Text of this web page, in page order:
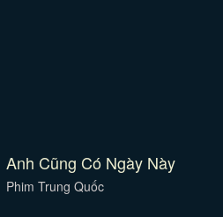
Anh Cũng Có Ngày Này
Phim Trung Quốc